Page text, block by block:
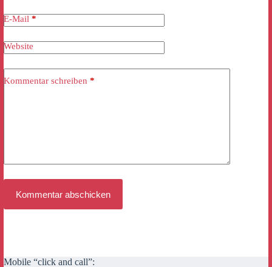
E-Mail *
Website
Kommentar schreiben *
Kommentar abschicken
Mobile “click and call”: